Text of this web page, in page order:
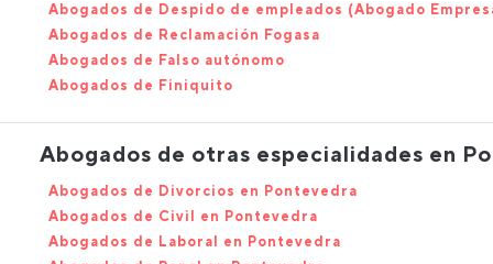
Abogados de Despido de empleados (Abogado
Abogados de Reclamación Fogasa
Abogados de Falso autónomo
Abogados de Finiquito
Abogados de otras especialidades en
Abogados de Divorcios en Pontevedra
Abogados de Civil en Pontevedra
Abogados de Laboral en Pontevedra